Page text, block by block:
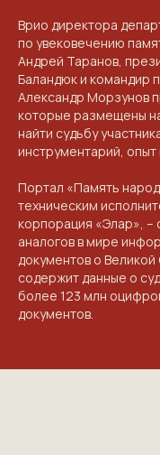
Врио директора
по увековечению
Андрей Таранов,
Баландюк и командир
Александр Морзунов
которые размещены
найти судьбу
инструментарий, опыт
Портал «Память
техническим
корпорация «Элар»,
аналогов в мире
документов о
содержит данные о
более 123 млн
документов.
КОНТАКТЫ
ПРИНЯТЬ
ПРОЕКТЕ